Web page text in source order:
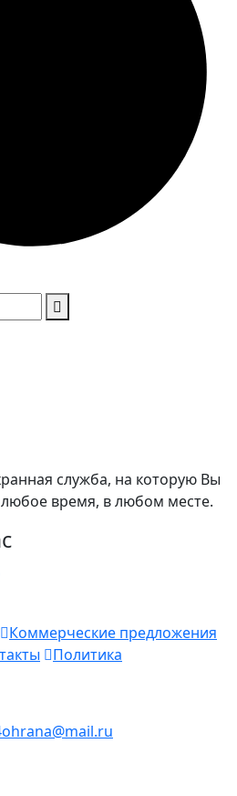
служба, на которую Вы
время, в любом месте.
Коммерческие предложения
Политика